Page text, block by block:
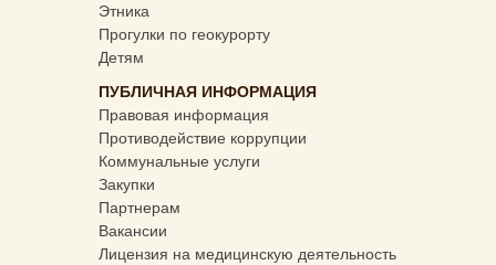
Этника
Прогулки по геокурорту
Детям
ПУБЛИЧНАЯ ИНФОРМАЦИЯ
Правовая информация
Противодействие коррупции
Коммунальные услуги
Закупки
Партнерам
Вакансии
Лицензия на медицинскую деятельность